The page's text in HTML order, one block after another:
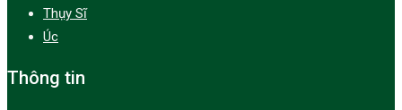
Thụy Sĩ
Úc
Thông tin